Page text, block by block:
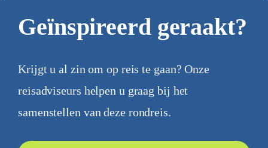
Geïnspireerd geraakt?
Krijgt u al zin om op reis te gaan? Onze
reisadviseurs helpen u graag bij het
samenstellen van deze rondreis.